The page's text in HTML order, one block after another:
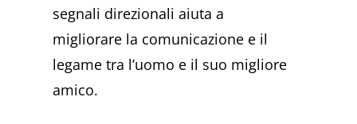
segnali direzionali aiuta a
migliorare la comunicazione e il
legame tra l’uomo e il suo migliore
amico.